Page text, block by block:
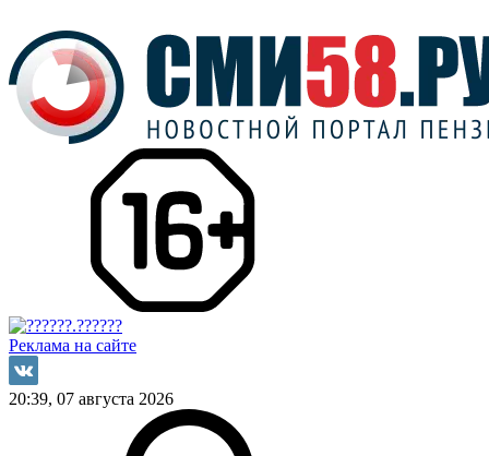
Реклама на сайте
20:39, 07 августа 2026